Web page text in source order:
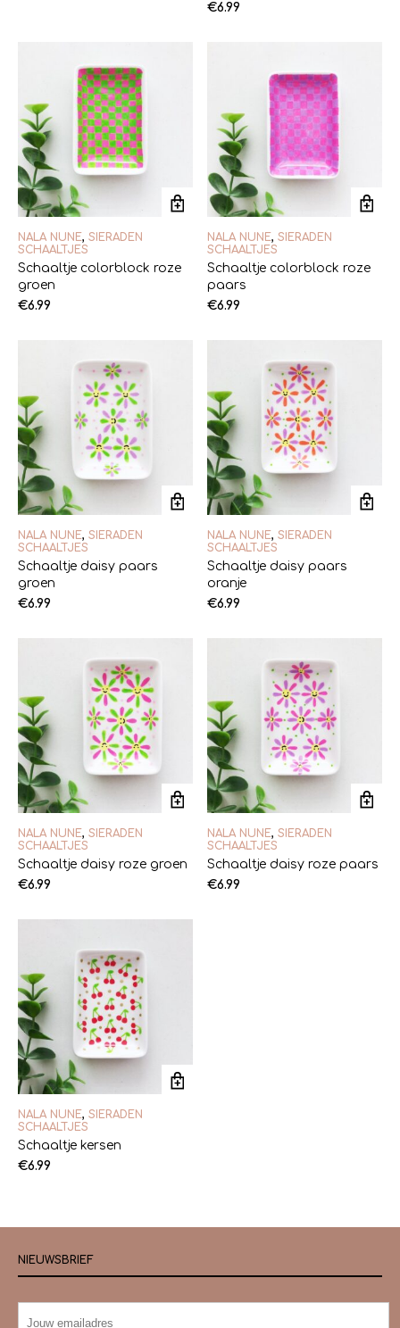
€6.99
NALA NUNE, SIERADEN
SCHAALTJES
Schaaltje colorblock roze
groen
€6.99
NALA NUNE,SIERADEN
SCHAALTJES
Schaaltje colorblock roze
paars
€6.99
NALA NUNE, SIERADEN
SCHAALTJES
Schaaltje daisy paars
groen
€6.99
NALA NUNE,SIERADEN
SCHAALTJES
Schaaltje daisy paars
oranje
€6.99
NALA NUNE, SIERADEN
SCHAALTJES
Schaaltje daisy roze groen
€6.99
NALA NUNE,SIERADEN
SCHAALTJES
Schaaltje daisy roze paars
€6.99
NALA NUNE, SIERADEN
SCHAALTJES
Schaaltje kersen
€6.99
NIEUWSBRIEF